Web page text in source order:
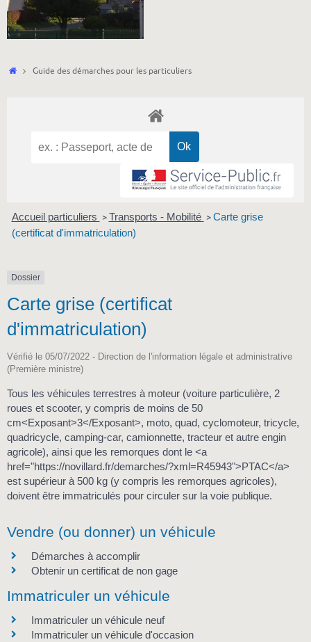
Accueil
Guide des démarches pour les particuliers
Accueil particuliers > Transports - Mobilité > Carte grise
(certificat d'immatriculation)
Dossier
Carte grise (certificat
d'immatriculation)
Vérifié le 05/07/2022 - Direction de l'information légale et administrative
(Première ministre)
Tous les véhicules terrestres à moteur (voiture particulière, 2
roues et scooter, y compris de moins de 50
cm<Exposant>3</Exposant>, moto, quad, cyclomoteur, tricycle,
quadricycle, camping-car, camionnette, tracteur et autre engin
agricole), ainsi que les remorques dont le <a
href="https://novillard.fr/demarches/?xml=R45943">PTAC</a>
est supérieur à 500 kg (y compris les remorques agricoles),
doivent être immatriculés pour circuler sur la voie publique.
Vendre (ou donner) un véhicule
Démarches à accomplir
Obtenir un certificat de non gage
Immatriculer un véhicule
Immatriculer un véhicule neuf
Immatriculer un véhicule d'occasion